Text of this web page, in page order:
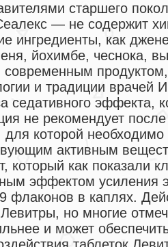
старшего
— не содержит
ингредиенты, как
йохимбе, чеснока,
современным
и традиции врачей
седативного эффекта,
не рекомендует
для которой
активным
который как показали
эффектом усиления
флаконов в каплях.
но многие
и может